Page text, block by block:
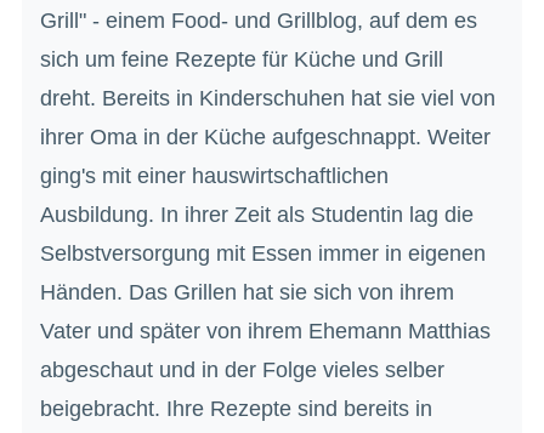
Grill" - einem Food- und Grillblog, auf dem es
sich um feine Rezepte für Küche und Grill
dreht. Bereits in Kinderschuhen hat sie viel von
ihrer Oma in der Küche aufgeschnappt. Weiter
ging's mit einer hauswirtschaftlichen
Ausbildung. In ihrer Zeit als Studentin lag die
Selbstversorgung mit Essen immer in eigenen
Händen. Das Grillen hat sie sich von ihrem
Vater und später von ihrem Ehemann Matthias
abgeschaut und in der Folge vieles selber
beigebracht. Ihre Rezepte sind bereits in